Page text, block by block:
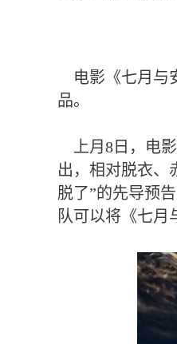
电影《七月与
品。
上月8日，电影
出，相对脱衣、
脱了”的先导预
队可以将《七月